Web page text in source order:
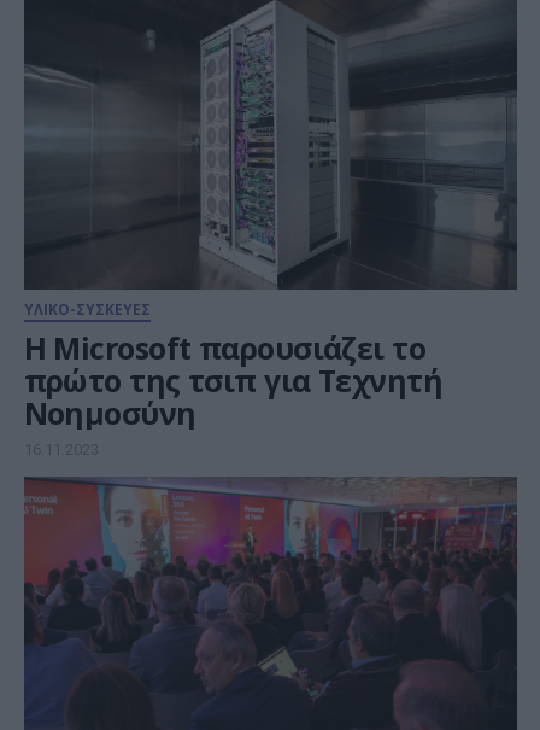
ΥΛΙΚΟ-ΣΥΣΚΕΥΕΣ
Η Microsoft παρουσιάζει το
πρώτο της τσιπ για Τεχνητή
Νοημοσύνη
16.11.2023